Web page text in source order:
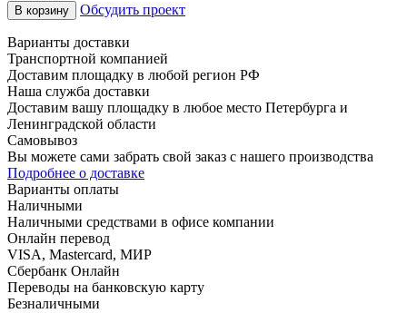
В корзину Обсудить проект
Варианты доставки
Транспортной компанией
Доставим площадку в любой регион РФ
Наша служба доставки
Доставим вашу площадку в любое место Петербурга и
Ленинградской области
Самовывоз
Вы можете сами забрать свой заказ с нашего производства
Подробнее о доставке
Варианты оплаты
Наличными
Наличными средствами в офисе компании
Онлайн перевод
VISA, Mastercard, МИР
Сбербанк Онлайн
Переводы на банковскую карту
Безналичными